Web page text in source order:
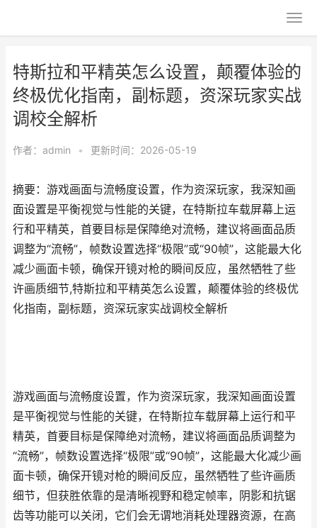
特斯拉和平精英怎么设置，颠覆体验的
终极优化指南，副标题，资深玩家实战
调校全解析
作者： admin • 更新时间：2026-05-19
摘要：游戏画面与流畅度设置，作为资深玩家，我深知画
面设置是平衡视觉与性能的关键，在特斯拉车载屏幕上运
行和平精英，首要目标是保障绝对流畅，建议将画面品质
调整为“流畅”，帧数设置选择“极限”或“90帧”，这能最大化
减少画面卡顿，确保开镜对枪的瞬间反应，虽然牺牲了些
许画质细节,特斯拉和平精英怎么设置，颠覆体验的终极优
化指南，副标题，资深玩家实战调校全解析
游戏画面与流畅度设置，作为资深玩家，我深知画面设置
是平衡视觉与性能的关键，在特斯拉车载屏幕上运行和平
精英，首要目标是保障绝对流畅，建议将画面品质调整为
“流畅”，帧数设置选择“极限”或“90帧”，这能最大化减少画
面卡顿，确保开镜对枪的瞬间反应，虽然牺牲了些许画质
细节，但获胜依靠的是清晰视野和稳定帧率，阴影和抗锯
齿等功能可以关闭，它们会无谓地消耗处理器资源，在高